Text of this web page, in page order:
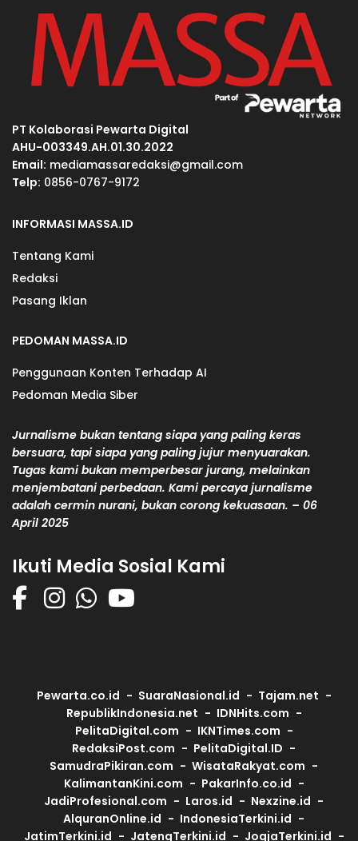
PT Kolaborasi Pewarta Digital
AHU-003349.AH.01.30.2022
Email: mediamassaredaksi@gmail.com
Telp: 0856-0767-9172
INFORMASI MASSA.ID
Tentang Kami
Redaksi
Pasang Iklan
PEDOMAN MASSA.ID
Penggunaan Konten Terhadap AI
Pedoman Media Siber
Jurnalisme bukan tentang siapa yang paling keras
bersuara, tapi siapa yang paling jujur menyuarakan.
Tugas kami bukan memperbesar jurang, melainkan
menjembatani perbedaan. Kami percaya jurnalisme
adalah cermin nurani, bukan corong kekuasaan. – 06
April 2025
Ikuti Media Sosial Kami
Pewarta.co.id SuaraNasional.id
Tajam.net
RepublikIndonesia.net
IDNHits.com
PelitaDigital.com
IKNTimes.com
RedaksiPost.com
PelitaDigital.ID
SamudraPikiran.com
WisataRakyat.com
KalimantanKini.com
PakarInfo.co.id
JadiProfesional.com
Laros.id
Nexzine.id
AlquranOnline.id
IndonesiaTerkini.id
JatimTerkini.id
JatengTerkini.id JogjaTerkini.id